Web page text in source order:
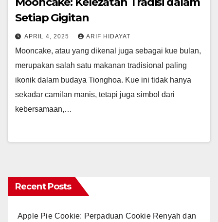
Setiap Gigitan
APRIL 4, 2025 ARIF HIDAYAT
Mooncake, atau yang dikenal juga sebagai kue bulan,
merupakan salah satu makanan tradisional paling
ikonik dalam budaya Tionghoa. Kue ini tidak hanya
sekadar camilan manis, tetapi juga simbol dari
kebersamaan,…
Recent Posts
Apple Pie Cookie: Perpaduan Cookie Renyah dan